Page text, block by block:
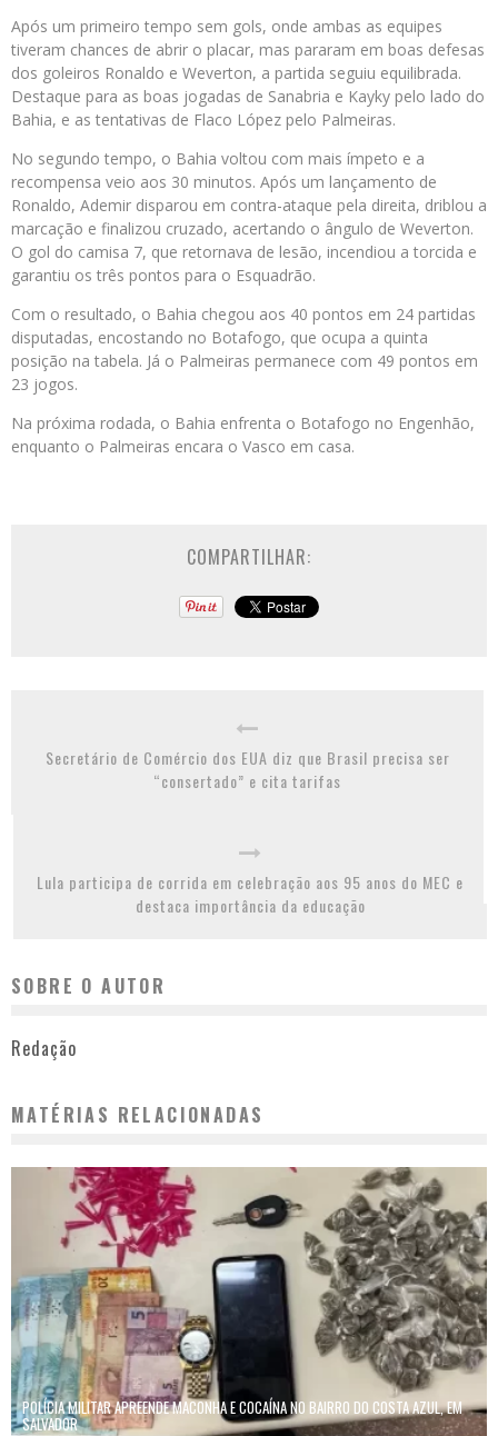
Após um primeiro tempo sem gols, onde ambas as equipes
tiveram chances de abrir o placar, mas pararam em boas defesas
dos goleiros Ronaldo e Weverton, a partida seguiu equilibrada.
Destaque para as boas jogadas de Sanabria e Kayky pelo lado do
Bahia, e as tentativas de Flaco López pelo Palmeiras.
No segundo tempo, o Bahia voltou com mais ímpeto e a
recompensa veio aos 30 minutos. Após um lançamento de
Ronaldo, Ademir disparou em contra-ataque pela direita, driblou a
marcação e finalizou cruzado, acertando o ângulo de Weverton.
O gol do camisa 7, que retornava de lesão, incendiou a torcida e
garantiu os três pontos para o Esquadrão.
Com o resultado, o Bahia chegou aos 40 pontos em 24 partidas
disputadas, encostando no Botafogo, que ocupa a quinta
posição na tabela. Já o Palmeiras permanece com 49 pontos em
23 jogos.
Na próxima rodada, o Bahia enfrenta o Botafogo no Engenhão,
enquanto o Palmeiras encara o Vasco em casa.
COMPARTILHAR:
Secretário de Comércio dos EUA diz que Brasil precisa ser
“consertado” e cita tarifas
Lula participa de corrida em celebração aos 95 anos do MEC e
destaca importância da educação
SOBRE O AUTOR
Redação
MATÉRIAS RELACIONADAS
POLÍCIA MILITAR APREENDE MACONHA E COCAÍNA NO BAIRRO DO COSTA AZUL, EM
SALVADOR